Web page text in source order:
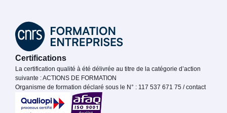
Certifications
La certification qualité à été délivrée au titre de la catégorie d’action
suivante : ACTIONS DE FORMATION
Organisme de formation déclaré sous le N° : 117 537 671 75 / contact